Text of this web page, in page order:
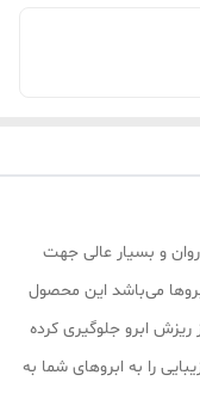
و بسیار عالی جهت
می‌باشد این محصول
ریزش ابرو جلوگیری کرده
را به ابروهای شما به